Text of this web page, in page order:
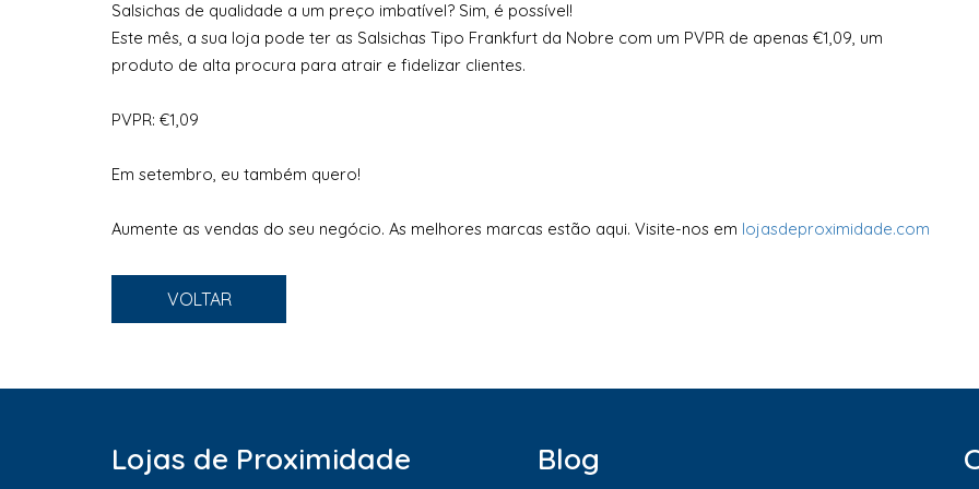
Salsichas de qualidade a um preço imbatível? Sim, é possível!
Este mês, a sua loja pode ter as Salsichas Tipo Frankfurt da Nobre com um PVPR de apenas €1,09, um
produto de alta procura para atrair e fidelizar clientes.
PVPR: €1,09
Em setembro, eu também quero!
Aumente as vendas do seu negócio. As melhores marcas estão aqui. Visite-nos em lojasdeproximidade.com
VOLTAR
Lojas de Proximidade Blog